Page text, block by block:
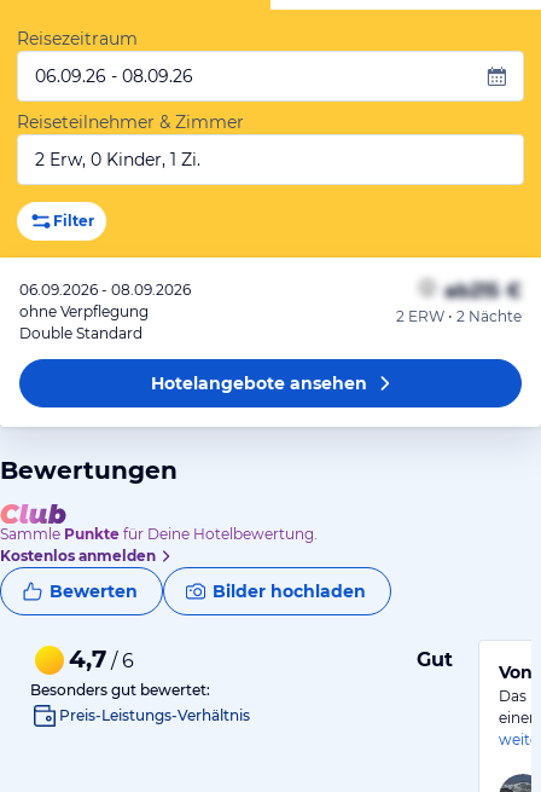
Reisezeitraum
06.09.26 - 08.09.26
Reiseteilnehmer & Zimmer
2 Erw, 0 Kinder, 1 Zi.
Filter
06.09.2026 - 08.09.2026
ohne Verpflegung
Double Standard
ab215 €
2 ERW • 2 Nächte
Hotelangeboteansehen
Bewertungen
Sammle Punkte für Deine Hotelbewertung.
Kostenlos anmelden
Bewerten Bilder hochladen
4,7 / 6 Gut
Besonders gut bewertet:
Preis-Leistungs-Verhältnis
Von
Das